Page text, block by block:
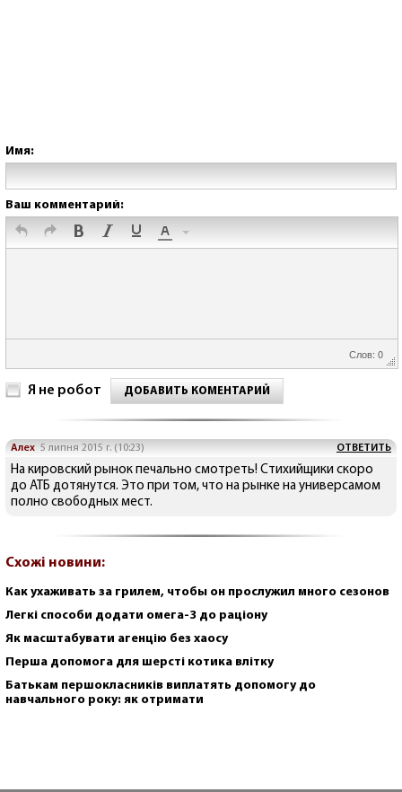
Имя:
Ваш комментарий:
Слов: 0
Я не робот ДОБАВИТЬ КОМЕНТАРИЙ
Алех 5 липня 2015 г. (10:23) ОТВЕТИТЬ
На кировский рынок печально смотреть! Стихийщики скоро
до АТБ дотянутся. Это при том, что на рынке на универсамом
полно свободных мест.
Схожі новини:
Как ухаживать за грилем, чтобы он прослужил много сезонов
Легкі способи додати омега-3 до раціону
Як масштабувати агенцію без хаосу
Перша допомога для шерсті котика влітку
Батькам першокласників виплатять допомогу до
навчального року: як отримати